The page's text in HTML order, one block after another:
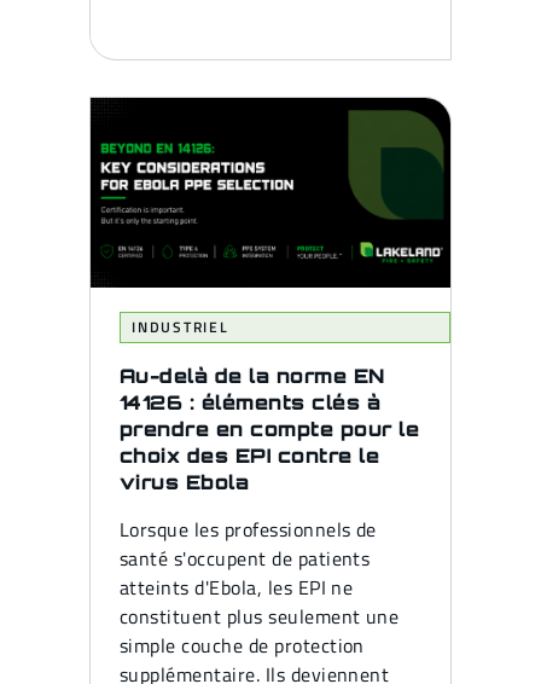
INDUSTRIEL
Au-delà de la norme EN
14126 : éléments clés à
prendre en compte pour le
choix des EPI contre le
virus Ebola
Lorsque les professionnels de
santé s'occupent de patients
atteints d'Ebola, les EPI ne
constituent plus seulement une
simple couche de protection
supplémentaire. Ils deviennent